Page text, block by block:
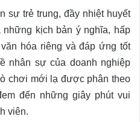
sự trẻ trung, đầy nhiệt huyết
kịch bản ý nghĩa, hấp
hóa riêng và đáp ứng tốt
nhân sự của doanh nghiệp
chơi mới lạ được phân theo
đến những giây phút vui
viên.